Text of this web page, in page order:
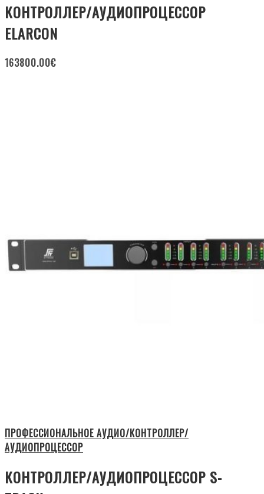
КОНТРОЛЛЕР/АУДИОПРОЦЕССОР
ELARCON
163800.00€
ПРОФЕССИОНАЛЬНОЕ АУДИО/КОНТРОЛЛЕР/
АУДИОПРОЦЕССОР
КОНТРОЛЛЕР/АУДИОПРОЦЕССОР S-